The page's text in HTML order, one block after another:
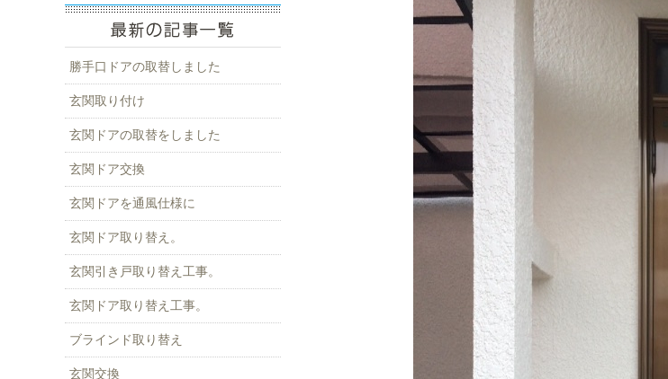
勝手口ドアの取替しました
玄関取り付け
玄関ドアの取替をしました
玄関ドア交換
玄関ドアを通風仕様に
玄関ドア取り替え。
玄関引き戸取り替え工事。
玄関ドア取り替え工事。
ブラインド取り替え
玄関交換